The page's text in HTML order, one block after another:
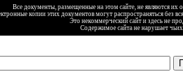
Все документы, размещенные на этом сайте, не являются
копии этих документов могут распространяться без
Это некоммерческий сайт и здесь не
Содержимое сайта не нарушает